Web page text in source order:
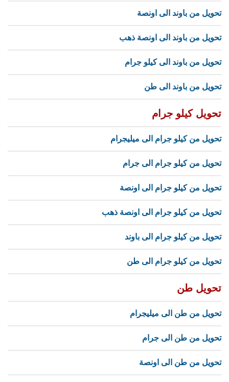
تحويل من باوند الى اونصة
تحويل من باوند الى اونصة ذهب
تحويل من باوند الى كيلو جرام
تحويل من باوند الى طن
تحويل كيلو جرام
تحويل من كيلو جرام الى ميليجرام
تحويل من كيلو جرام الى جرام
تحويل من كيلو جرام الى اونصة
تحويل من كيلو جرام الى اونصة ذهب
تحويل من كيلو جرام الى باوند
تحويل من كيلو جرام الى طن
تحويل طن
تحويل من طن الى ميليجرام
تحويل من طن الى جرام
تحويل من طن الى اونصة